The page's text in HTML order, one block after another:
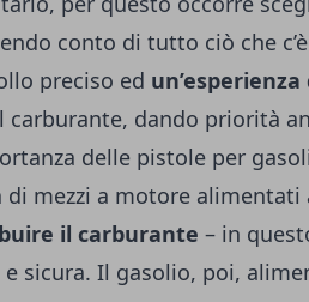
conto di tutto ciò che
preciso ed
carburante, dando priorità
delle pistole per
di mezzi a motore
il carburante – in
sicura. Il gasolio, poi,